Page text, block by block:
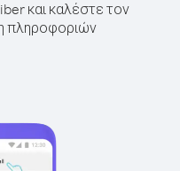
και καλέστε τον
πληροφοριών